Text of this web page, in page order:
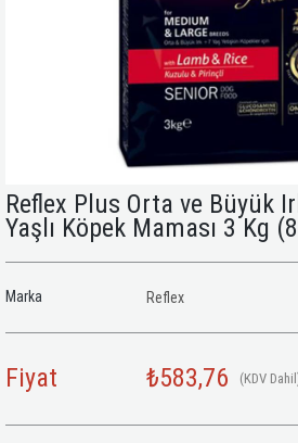
Reflex Plus Orta ve Büyük
Yaşlı Köpek Maması 3 Kg
Marka Reflex
Fiyat ₺583,76 (KDV